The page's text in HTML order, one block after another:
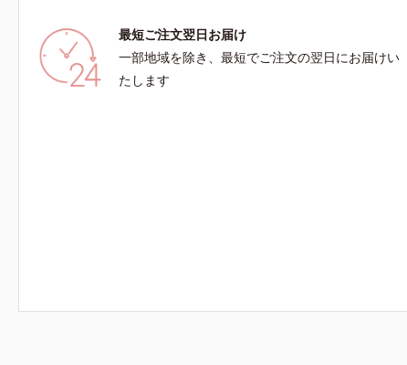
最短ご注文翌日お届け
一部地域を除き、最短でご注文の翌日にお届けい
たします